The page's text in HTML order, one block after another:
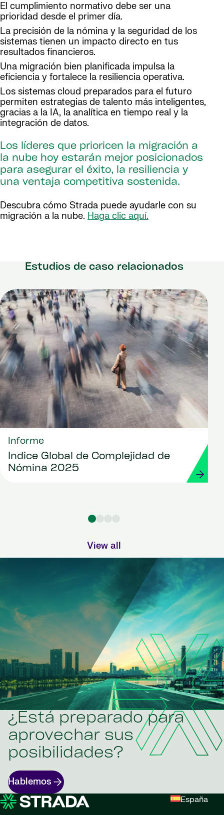
El cumplimiento normativo debe ser una
prioridad desde el primer día.
La precisión de la nómina y la seguridad de los
sistemas tienen un impacto directo en tus
resultados financieros.
Una migración bien planificada impulsa la
eficiencia y fortalece la resiliencia operativa.
Los sistemas cloud preparados para el futuro
permiten estrategias de talento más inteligentes,
gracias a la IA, la analítica en tiempo real y la
integración de datos.
Los líderes que prioricen la migración a
la nube hoy estarán mejor posicionados
para asegurar el éxito, la resiliencia y
una ventaja competitiva sostenida.
Descubra cómo Strada puede ayudarle con su
migración a la nube. Haga clic aquí.
Estudios de caso relacionados
Informe
Índice Global de Complejidad de
Nómina 2025
View all
¿Está preparado para
aprovechar sus
posibilidades?
Hablemos
España